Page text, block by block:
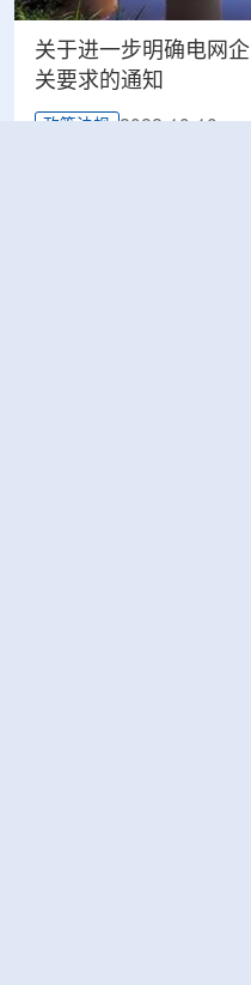
关于进一步明确电网
关要求的通知
政策法规 2022-10-10